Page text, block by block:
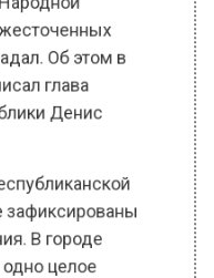
Об этом в
глава
Денис
зафиксированы
В городе
целое